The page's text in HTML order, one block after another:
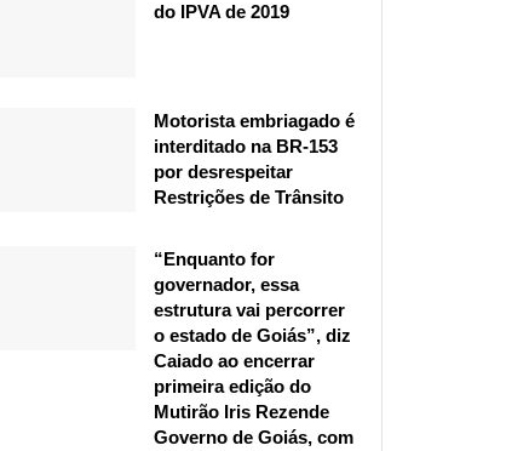
do IPVA de 2019
Motorista embriagado é
interditado na BR-153
por desrespeitar
Restrições de Trânsito
“Enquanto for
governador, essa
estrutura vai percorrer
o estado de Goiás”, diz
Caiado ao encerrar
primeira edição do
Mutirão Iris Rezende
Governo de Goiás, com